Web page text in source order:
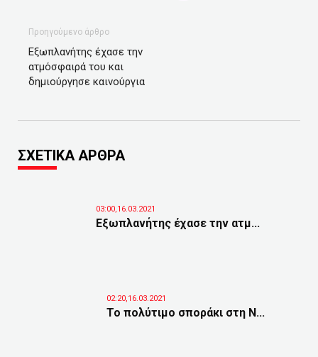
Προηγούμενο άρθρο
Εξωπλανήτης έχασε την
ατμόσφαιρά του και
δημιούργησε καινούργια
ΣΧΕΤΙΚΑ ΑΡΘΡΑ
03:00,16.03.2021
Εξωπλανήτης έχασε την ατμ...
02:20,16.03.2021
Το πολύτιμο σποράκι στη Ν...